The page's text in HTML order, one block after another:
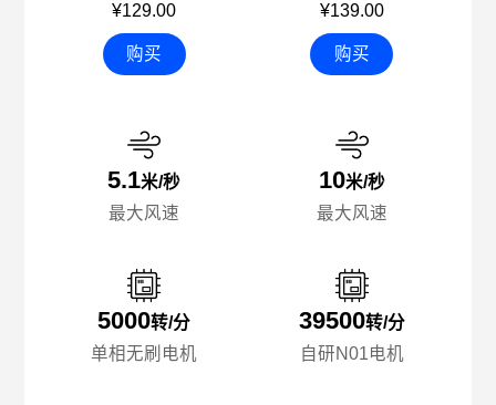
¥129.00
购买
5.1米/秒
最大风速
5000转/分
单相无刷电机
¥139.00
购买
10米/秒
最大风速
39500转/分
自研N01电机